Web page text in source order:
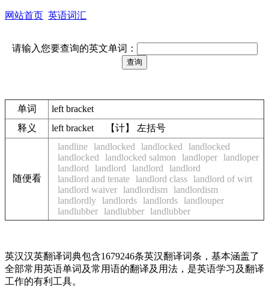
网站首页 英语词汇
请输入您要查询的英文单词：
单词
left bracket
释义
left bracket 【计】 左括号
随便看
landline landlocked landlocked
landlocked
landlocked
landlocked salmon landloper landloper
landlord
landlord landlord
landlord
landlord and tenate landlord class landlord of wirt
landlord waiver landlordism
landlordism
landlordly landlords landlords landlouper
landlubber landlubber landlubber
英汉汉英翻译词典包含1679246条英汉翻译词条，基本涵盖了
全部常用英语单词及常用语的翻译及用法，是英语学习及翻译
工作的有利工具。